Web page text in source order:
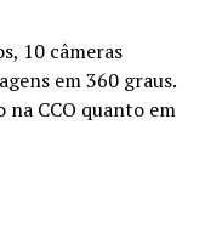
10 câmeras
em 360 graus.
na CCO quanto em